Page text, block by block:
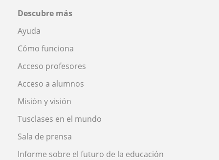
Descubre más
Ayuda
Cómo funciona
Acceso profesores
Acceso a alumnos
Misión y visión
Tusclases en el mundo
Sala de prensa
Informe sobre el futuro de la educación